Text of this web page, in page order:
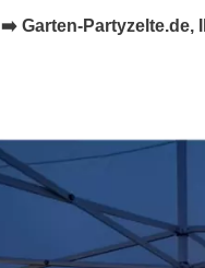
Garten-